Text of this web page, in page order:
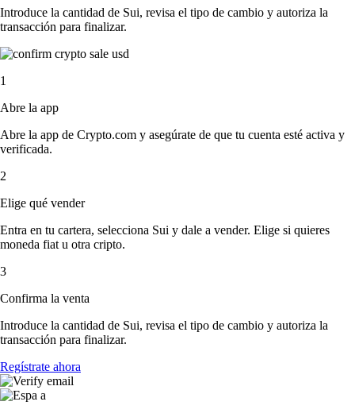
Introduce la cantidad de Sui, revisa el tipo de cambio y autoriza la
transacción para finalizar.
1
Abre la app
Abre la app de Crypto.com y asegúrate de que tu cuenta esté activa y
verificada.
2
Elige qué vender
Entra en tu cartera, selecciona Sui y dale a vender. Elige si quieres
moneda fiat u otra cripto.
3
Confirma la venta
Introduce la cantidad de Sui, revisa el tipo de cambio y autoriza la
transacción para finalizar.
Regístrate ahora